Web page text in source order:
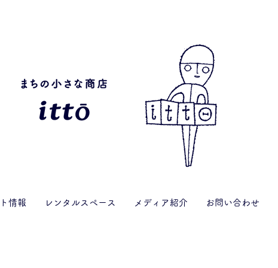
情報 レンタルスペース メディア紹介 お問い合わせ